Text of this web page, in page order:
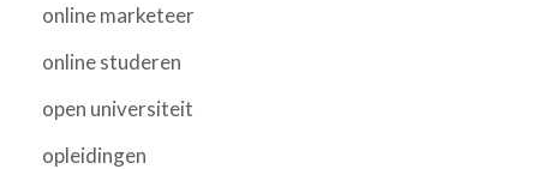
online marketeer
online studeren
open universiteit
opleidingen